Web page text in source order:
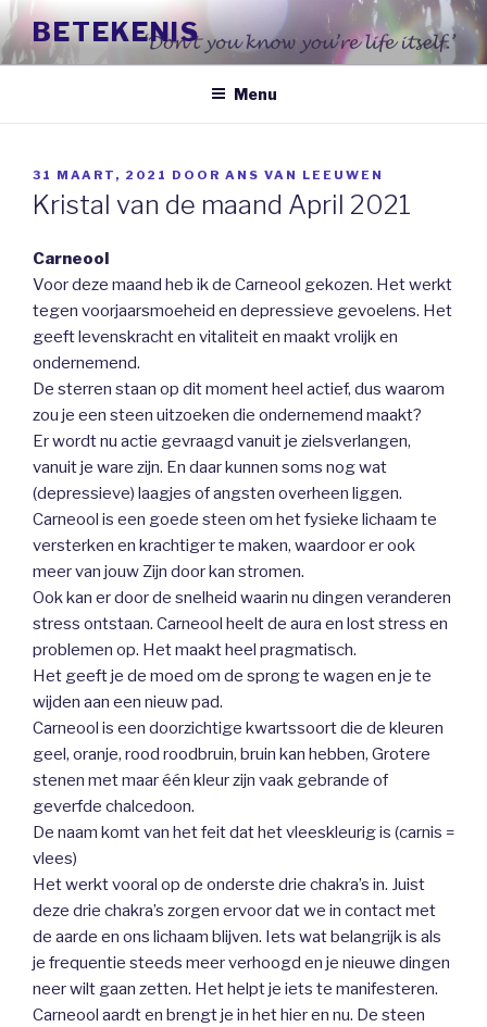
Naar
de
inhoud
BETEKENIS
Menu
GEPLAATST
OP
31 MAART, 2021 DOOR ANS VAN LEEUWEN
Kristal van de maand April 2021
Carneool
Voor deze maand heb ik de Carneool gekozen. Het werkt
tegen voorjaarsmoeheid en depressieve gevoelens. Het
geeft levenskracht en vitaliteit en maakt vrolijk en
ondernemend.
De sterren staan op dit moment heel actief, dus waarom
zou je een steen uitzoeken die ondernemend maakt?
Er wordt nu actie gevraagd vanuit je zielsverlangen,
vanuit je ware zijn. En daar kunnen soms nog wat
(depressieve) laagjes of angsten overheen liggen.
Carneool is een goede steen om het fysieke lichaam te
versterken en krachtiger te maken, waardoor er ook
meer van jouw Zijn door kan stromen.
Ook kan er door de snelheid waarin nu dingen veranderen
stress ontstaan. Carneool heelt de aura en lost stress en
problemen op. Het maakt heel pragmatisch.
Het geeft je de moed om de sprong te wagen en je te
wijden aan een nieuw pad.
Carneool is een doorzichtige kwartssoort die de kleuren
geel, oranje, rood roodbruin, bruin kan hebben, Grotere
stenen met maar één kleur zijn vaak gebrande of
geverfde chalcedoon.
De naam komt van het feit dat het vleeskleurig is (carnis =
vlees)
Het werkt vooral op de onderste drie chakra’s in. Juist
deze drie chakra’s zorgen ervoor dat we in contact met
de aarde en ons lichaam blijven. Iets wat belangrijk is als
je frequentie steeds meer verhoogd en je nieuwe dingen
neer wilt gaan zetten. Het helpt je iets te manifesteren.
Carneool aardt en brengt je in het hier en nu. De steen